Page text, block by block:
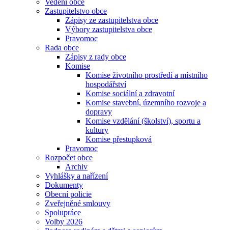
Vedení obce
Zastupitelstvo obce
Zápisy ze zastupitelstva obce
Výbory zastupitelstva obce
Pravomoc
Rada obce
Zápisy z rady obce
Komise
Komise životního prostředí a místního
hospodářství
Komise sociální a zdravotní
Komise stavební, územního rozvoje a
dopravy
Komise vzdělání (školství), sportu a
kultury
Komise přestupková
Pravomoc
Rozpočet obce
Archiv
Vyhlášky a nařízení
Dokumenty
Obecní policie
Zveřejněné smlouvy
Spolupráce
Volby 2026